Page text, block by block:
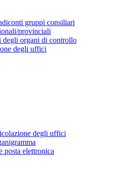
gruppi consiliari
provinciali
degli organi di controllo
degli uffici
degli uffici
posta elettronica